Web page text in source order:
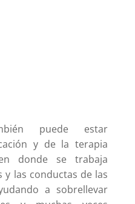
puede estar
y de la terapia
donde se trabaja
las conductas de las
a sobrellevar